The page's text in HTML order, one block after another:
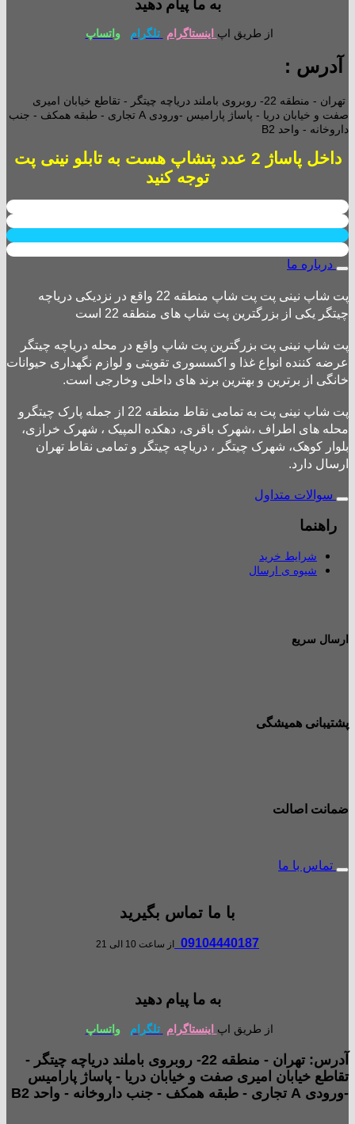
به ما پیام دهید
از طریق اپ اینستاگرام تلگرام واتساپ
آدرس :
تهران - منطقه 22- روبروی باملند دریاچه چیتگر - تقاطع خیابان امیری
صفت و خیابان دریا - پاساژ پارامیس -ورودی A تجاری -
طبقه همکف - جنب
داروخانه - واحد B2
داخل پاساژ 2 عدد پتشاپ هست به تابلو نینی پت
توجه کنید
درباره ما
پت شاپ نینی پت پت شاپ منطقه 22 واقع در نزدیکی دریاچه
چیتگر یکی از بزرگترین پت شاپ های منطقه 22 است
پت شاپ نینی پت بزرگترین پت شاپ واقع در محله دریاچه چیتگر
عرضه کننده انواع غذا و اکسسوری تقویتی و لوازم نگهداری حیوانات
خانگی از برترین و بهترین برند های داخلی وخارجی است.
پت شاپ نینی پت به تمامی نقاط منطقه 22 از جمله پارک چیتگرو
محله های اطراف ،شهرک باقری، دهکده المپیک ، شهرک خرازی،
بلوار کوهک، شهرک چیتگر ، دریاچه چیتگر و تمامی نقاط تهران
ارسال دارد.
سوالات متداول
راهنما
شرایط خرید
شیوه ی ارسال
ارسال سریع
پشتیبانی همیشگی
ضمانت اصالت
تماس با ما
با ما تماس بگیرید
09104440187 از ساعت 10 الی 21
به ما پیام دهید
از طریق اپ اینستاگرام تلگرام واتساپ
آدرس: تهران - منطقه 22- روبروی باملند دریاچه چیتگر -
تقاطع خیابان امیری صفت و خیابان دریا - پاساژ پارامیس
-ورودی A تجاری - طبقه همکف - جنب داروخانه - واحد B2